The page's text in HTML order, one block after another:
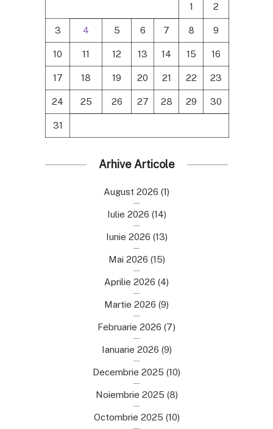
1 2
3 4 5 6 7 8 9
10 11 12 13 14 15 16
17 18 19 20 21 22 23
24 25 26 27 28 29 30
31
Arhive Articole
August 2026 (1)
Iulie 2026 (14)
Iunie 2026 (13)
Mai 2026 (15)
Aprilie 2026 (4)
Martie 2026 (9)
Februarie 2026 (7)
Ianuarie 2026 (9)
Decembrie 2025 (10)
Noiembrie 2025 (8)
Octombrie 2025 (10)